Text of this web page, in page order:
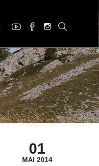
01
MAI 2014